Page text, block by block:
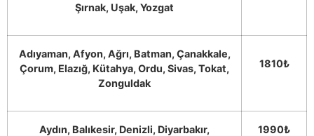
Şırnak, Uşak, Yozgat
Adıyaman, Afyon, Ağrı, Batman, Çanakkale,
Çorum, Elazığ, Kütahya, Ordu, Sivas, Tokat,
Zonguldak
1810₺
Aydın, Balıkesir, Denizli, Diyarbakır,
1990₺